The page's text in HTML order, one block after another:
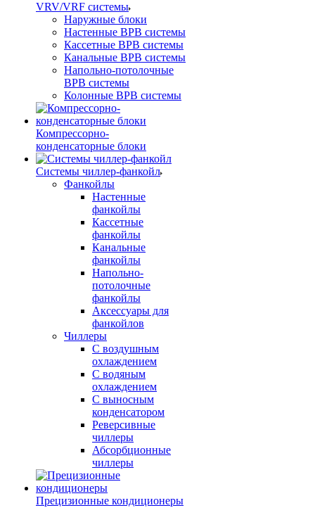
VRV/VRF системы
Наружные блоки
Настенные ВРВ системы
Кассетные ВРВ системы
Канальные ВРВ системы
Напольно-потолочные
ВРВ системы
Колонные ВРВ системы
Компрессорно-
конденсаторные блоки
Системы чиллер-фанкойл
Фанкойлы
Настенные
фанкойлы
Кассетные
фанкойлы
Канальные
фанкойлы
Напольно-
потолочные
фанкойлы
Аксессуары для
фанкойлов
Чиллеры
С воздушным
охлаждением
С водяным
охлаждением
С выносным
конденсатором
Реверсивные
чиллеры
Абсорбционные
чиллеры
Прецизионные кондиционеры